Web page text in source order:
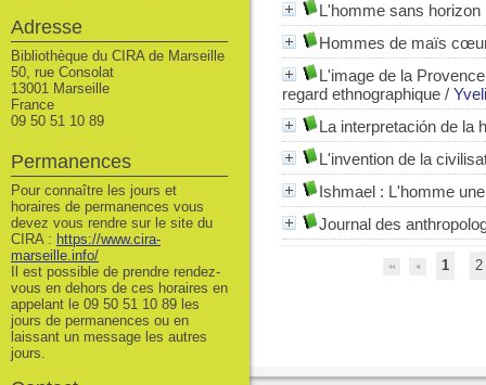
L'homme sans
Hommes de maïs
L'image de la
regard ethnographique /
La interpretación de la
L'invention de la
Ishmael : L'homme
Journal des
1 2
Adresse
Bibliothèque du CIRA de Marseille
50, rue Consolat
13001 Marseille
France
09 50 51 10 89
Permanences
Pour connaître les jours et
horaires de permanences vous
devez vous rendre sur le site du
CIRA : https://www.cira-
marseille.info/
Il est possible de prendre rendez-
vous en dehors de ces horaires en
appelant le 09 50 51 10 89 les
jours de permanences ou en
laissant un message les autres
jours.